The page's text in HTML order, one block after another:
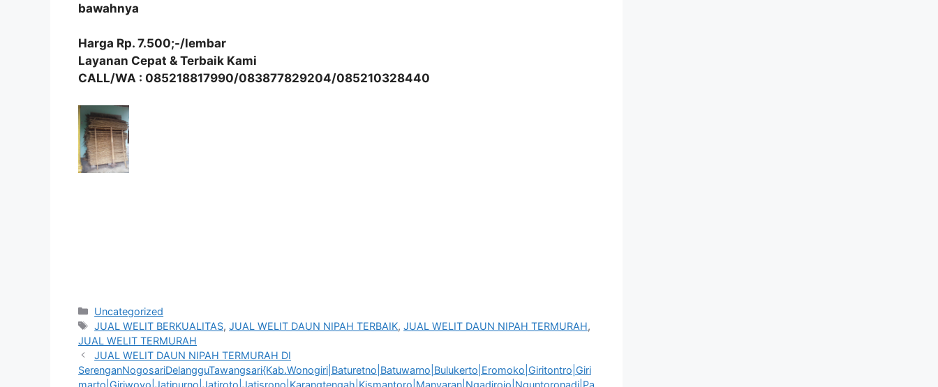
bawahnya
Harga Rp. 7.500;-/lembar
Layanan Cepat & Terbaik Kami
CALL/WA : 085218817990/083877829204/085210328440
Kategori
Uncategorized
Tag
JUAL WELIT BERKUALITAS,JUAL WELIT DAUN NIPAH TERBAIK,JUAL WELIT DAUN NIPAH TERMURAH,
JUAL WELIT TERMURAH
JUAL WELIT DAUN NIPAH TERMURAH DI
SerenganNogosariDelangguTawangsari{Kab.Wonogiri|Baturetno|Batuwarno|Bulukerto|Eromoko|Giritontro|Giri
marto|Giriwoyo|Jatipurno|Jatiroto|Jatisrono|Karangtengah|Kismantoro|Manyaran|Ngadirojo|Nguntoronadi|Pa